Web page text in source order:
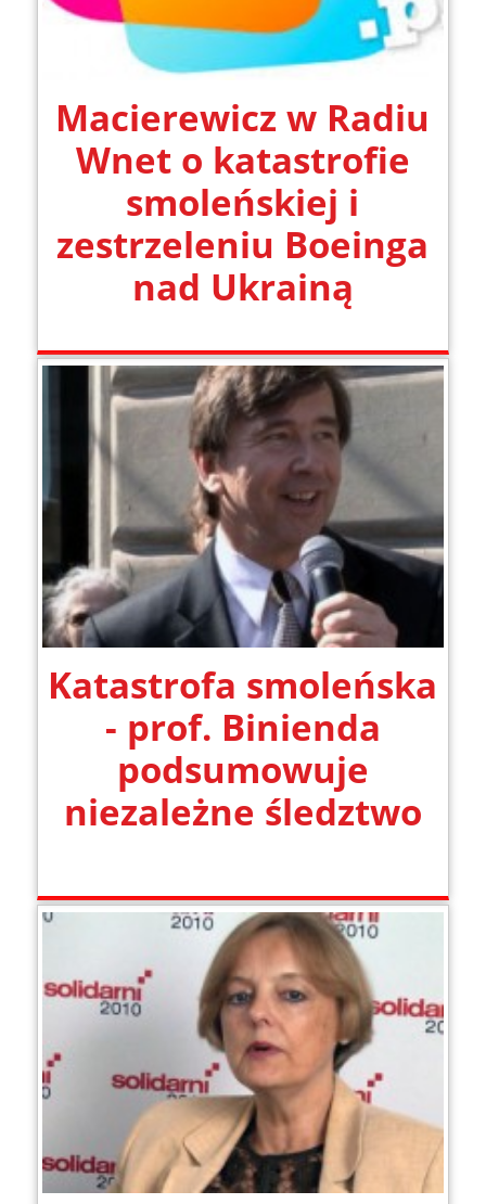
Macierewicz w Radiu
Wnet o katastrofie
smoleńskiej i
zestrzeleniu Boeinga
nad Ukrainą
Katastrofa smoleńska
- prof. Binienda
podsumowuje
niezależne śledztwo